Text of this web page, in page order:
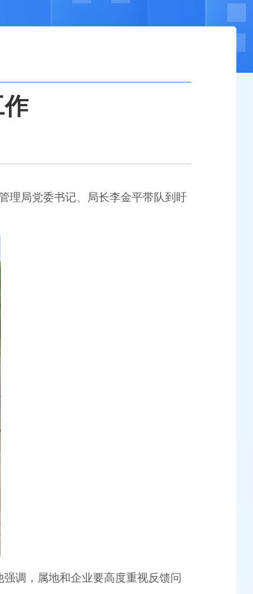
理局党委书记、局长李金平带队到盱
调，属地和企业要高度重视反馈问